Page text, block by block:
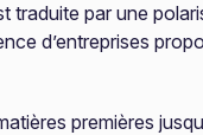
traduite par une
d’entreprises
premières